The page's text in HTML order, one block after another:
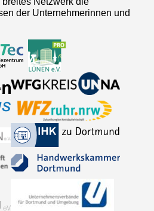
der Unternehmerinnen und